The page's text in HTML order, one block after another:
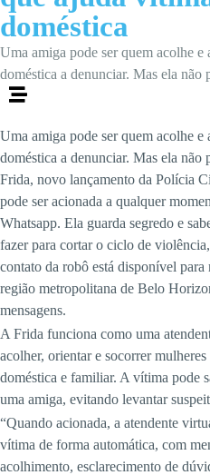
doméstica
Uma amiga pode ser quem acolhe
doméstica a denunciar. Mas ela não
Uma amiga pode ser quem acolhe
doméstica a denunciar. Mas ela
Frida, novo lançamento da Polícia
pode ser acionada a qualquer
Whatsapp. Ela guarda segredo e
fazer para cortar o ciclo de
contato da robô está disponível
região metropolitana de Belo
mensagens.
A Frida funciona como uma
acolher, orientar e socorrer
doméstica e familiar. A vítima pode
uma amiga, evitando levantar
“Quando acionada, a atendente
vítima de forma automática, com
acolhimento, esclarecimento de